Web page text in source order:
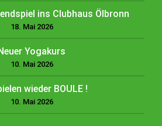
ins Clubhaus Ölbronn
18. Mai 2026
Yogakurs
10. Mai 2026
wieder BOULE !
10. Mai 2026